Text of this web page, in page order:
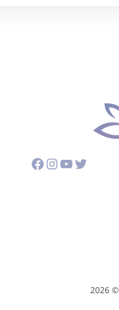
Facebook
Instagram
YouTube
Twitter
2026